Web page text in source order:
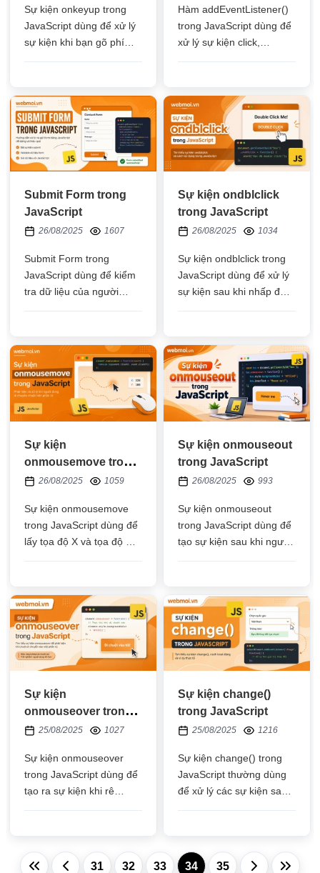
Sự kiện onkeyup trong
JavaScript dùng để xử lý
sự kiện khi bạn gõ phím
Hàm addEventListener()
trong JavaScript dùng để
xử lý sự kiện click,
Submit Form trong
JavaScript
26/08/2025 1607
Submit Form trong
JavaScript dùng để kiểm
tra dữ liệu của người
Sự kiện ondblclick
trong JavaScript
26/08/2025 1034
Sự kiện ondblclick trong
JavaScript dùng để xử lý
sự kiện sau khi nhấp đúp
Sự kiện
onmousemove trong
JavaScript
26/08/2025 1059
Sự kiện onmousemove
trong JavaScript dùng để
lấy tọa độ X và tọa độ Y
Sự kiện onmouseout
trong JavaScript
26/08/2025 993
Sự kiện onmouseout
trong JavaScript dùng để
tạo sự kiện sau khi người
Sự kiện
onmouseover trong
JavaScript
25/08/2025 1027
Sự kiện onmouseover
trong JavaScript dùng để
tạo ra sự kiện khi rê
Sự kiện change()
trong JavaScript
25/08/2025 1216
Sự kiện change() trong
JavaScript thường dùng
để xử lý các sự kiện sau
31 32 33 34 35